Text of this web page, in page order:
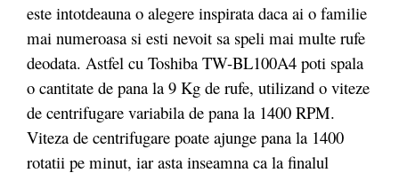
este intotdeauna o alegere inspirata daca ai o familie
mai numeroasa si esti nevoit sa speli mai multe rufe
deodata. Astfel cu Toshiba TW-BL100A4 poti spala
o cantitate de pana la 9 Kg de rufe, utilizand o viteze
de centrifugare variabila de pana la 1400 RPM.
Viteza de centrifugare poate ajunge pana la 1400
rotatii pe minut, iar asta inseamna ca la finalul